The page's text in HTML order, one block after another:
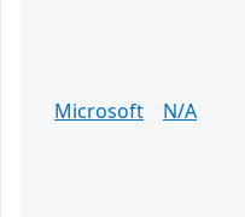
Microsoft
N/A